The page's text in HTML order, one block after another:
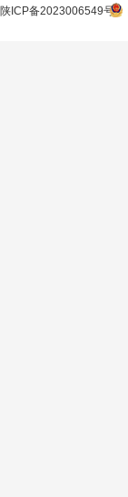
陕ICP备2023006549号